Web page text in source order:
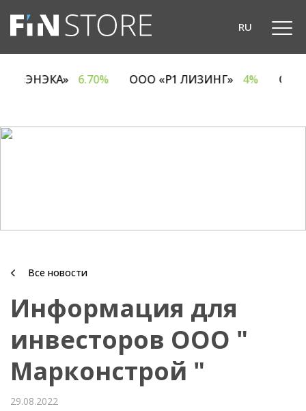
RU
«ЭНЭКА» 6.70% ООО «Р1 ЛИЗИНГ» 4%
Все новости
Информация для
инвесторов ООО "
Марконстрой "
29.08.2022